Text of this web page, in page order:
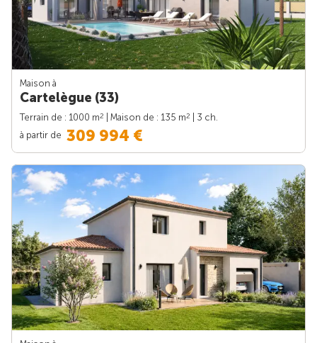
Maison à
Cartelègue (33)
Terrain de : 1000 m2 | Maison de : 135 m2
| 3 ch.
à partir de 309 994 €